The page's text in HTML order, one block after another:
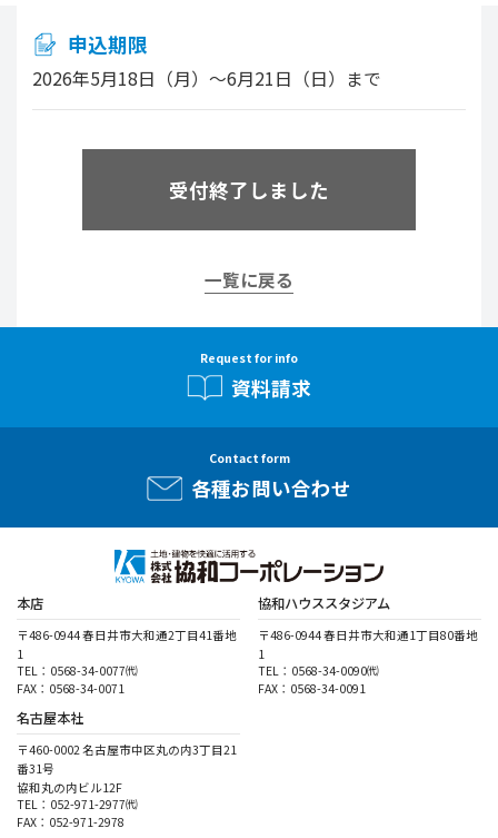
申込期限
2026年5月18日（月）～6月21日（日）まで
受付終了しました
一覧に戻る
Request for info
資料請求
Contact form
各種お問い合わせ
本店
〒486-0944 春日井市大和通2丁目41番地
1
TEL：0568-34-0077㈹
FAX：0568-34-0071
協和ハウススタジアム
〒486-0944 春日井市大和通1丁目80番地
1
TEL：0568-34-0090㈹
FAX：0568-34-0091
名古屋本社
〒460-0002 名古屋市中区丸の内3丁目21
番31号
協和丸の内ビル12F
TEL：052-971-2977㈹
FAX：052-971-2978